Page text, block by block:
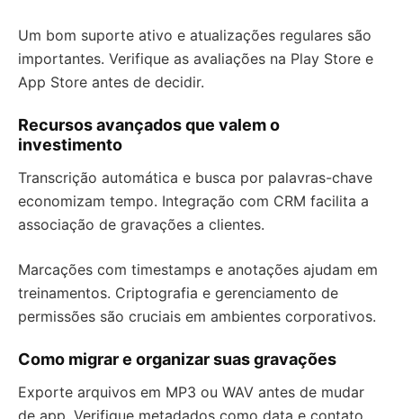
Um bom suporte ativo e atualizações regulares são
importantes. Verifique as avaliações na Play Store e
App Store antes de decidir.
Recursos avançados que valem o
investimento
Transcrição automática e busca por palavras-chave
economizam tempo. Integração com CRM facilita a
associação de gravações a clientes.
Marcações com timestamps e anotações ajudam em
treinamentos. Criptografia e gerenciamento de
permissões são cruciais em ambientes corporativos.
Como migrar e organizar suas gravações
Exporte arquivos em MP3 ou WAV antes de mudar
de app. Verifique metadados como data e contato.